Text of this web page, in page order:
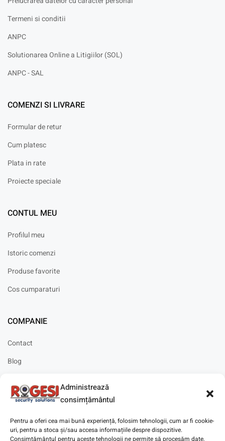
Administrează
consimțământul
Pentru a oferi cea mai bună experiență, folosim tehnologii, cum ar fi cookie-
uri, pentru a stoca și/sau accesa informațiile despre dispozitive.
Consimțământul pentru aceste tehnologii ne permite să procesăm date,
Termeni si conditii
ANPC
Solutionarea Online a Litigiilor (SOL)
ANPC - SAL
COMENZI SI LIVRARE
Formular de retur
Cum platesc
Plata in rate
Proiecte speciale
CONTUL MEU
Profilul meu
Istoric comenzi
Produse favorite
Cos cumparaturi
COMPANIE
Contact
Blog
Solicitare instalare